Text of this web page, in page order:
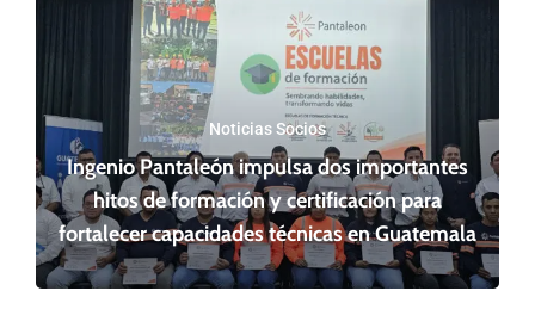
Noticias Socios
Ingenio Pantaleón impulsa dos importantes
hitos de formación y certificación para
fortalecer capacidades técnicas en Guatemala